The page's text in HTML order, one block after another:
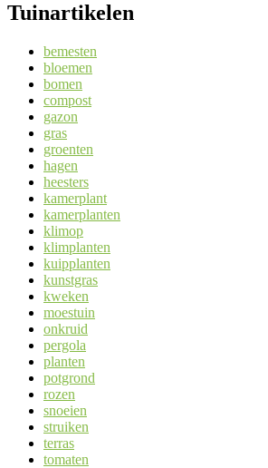
Tuinartikelen
bemesten
bloemen
bomen
compost
gazon
gras
groenten
hagen
heesters
kamerplant
kamerplanten
klimop
klimplanten
kuipplanten
kunstgras
kweken
moestuin
onkruid
pergola
planten
potgrond
rozen
snoeien
struiken
terras
tomaten